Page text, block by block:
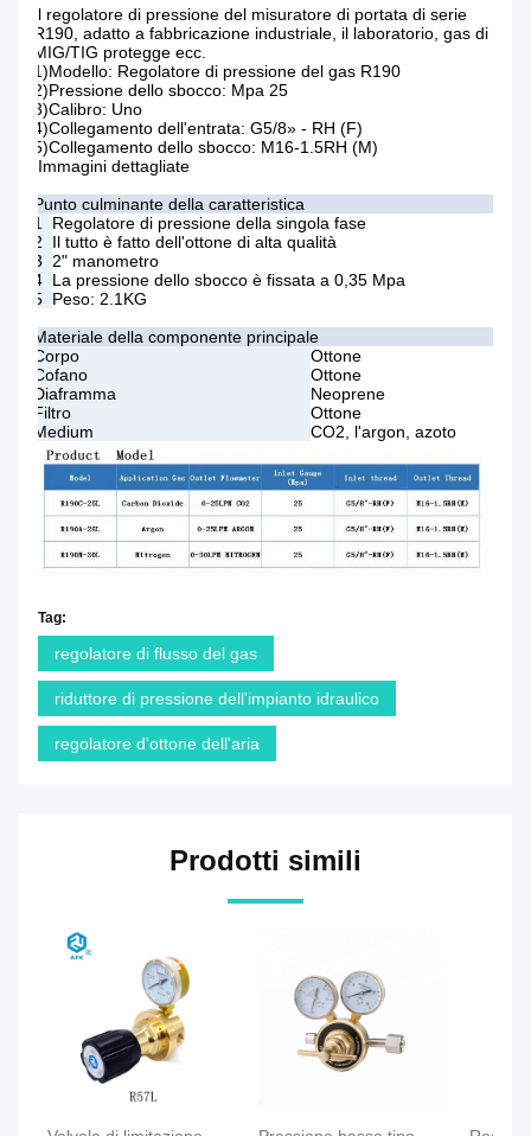
Il regolatore di pressione del misuratore di portata di serie
R190, adatto a fabbricazione industriale, il laboratorio, gas di
MIG/TIG protegge ecc.
1)Modello: Regolatore di pressione del gas R190
2)Pressione dello sbocco: Mpa 25
3)Calibro: Uno
4)Collegamento dell'entrata: G5/8» - RH (F)
5)Collegamento dello sbocco: M16-1.5RH (M)
Immagini dettagliate
Punto culminante della caratteristica
1 Regolatore di pressione della singola fase
2
Il tutto è fatto dell'ottone di alta qualità
3 2" manometro
4 La pressione dello sbocco è fissata a 0,35 Mpa
5 Peso: 2.1KG
Materiale della componente principale
Corpo
Ottone
Cofano
Ottone
Diaframma
Neoprene
Filtro
Ottone
Medium
CO2, l'argon, azoto
Tag:
regolatore di flusso del gas
riduttore di pressione dell'impianto idraulico
regolatore d'ottone dell'aria
Prodotti simili